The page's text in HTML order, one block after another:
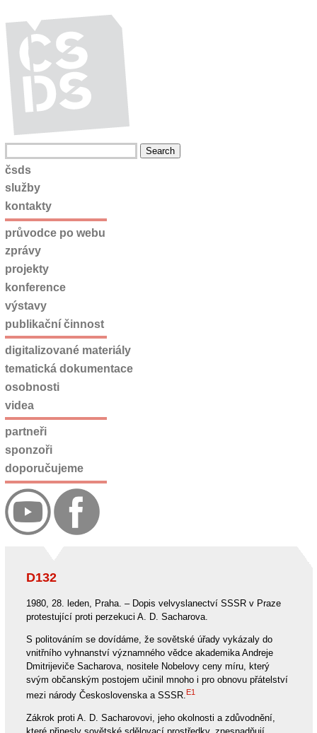
D132
1980, 28. leden, Praha. – Dopis velvyslanectví SSSR v Praze
protestující proti perzekuci A. D. Sacharova.
S politováním se dovídáme, že sovětské úřady vykázaly do
vnitřního vyhnanství významného vědce akademika Andreje
Dmitrijeviče Sacharova, nositele Nobelovy ceny míru, který
svým občanským postojem učinil mnoho i pro obnovu přátelství
mezi národy Československa a SSSR.E1
Zákrok proti A. D. Sacharovovi, jeho okolnosti a zdůvodnění,
čsds
služby
kontakty
průvodce po webu
zprávy
projekty
konference
výstavy
publikační činnost
digitalizované materiály
tematická dokumentace
osobnosti
videa
partneři
sponzoři
doporučujeme